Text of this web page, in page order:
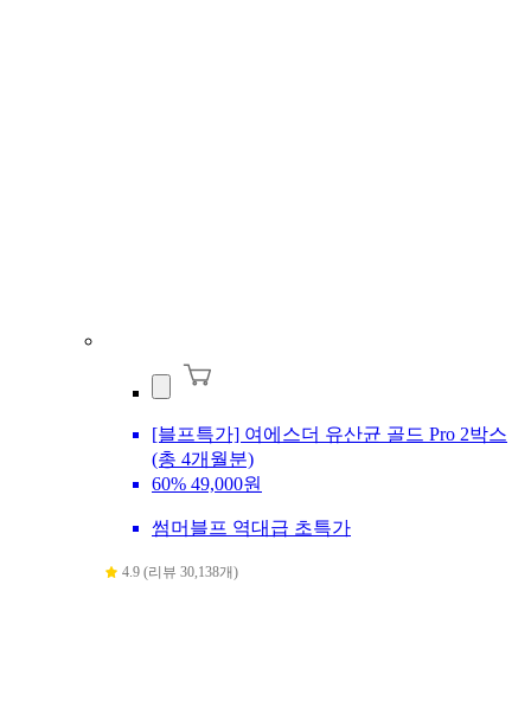
[블프특가] 여에스더 유산균 골드 Pro 2박스
(총 4개월분)
60% 49,000원
썸머블프 역대급 초특가
4.9 (리뷰 30,138개)